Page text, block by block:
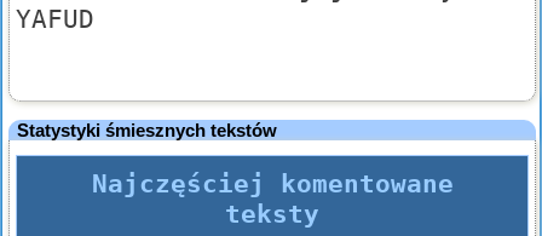
YAFUD
Statystyki śmiesznych tekstów
Najczęściej komentowane
teksty